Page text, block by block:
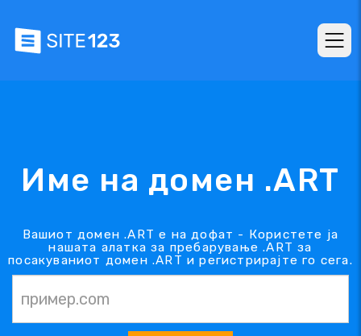
Име на домен .ART
Вашиот домен .ART е на дофат - Користете ја
нашата алатка за пребарување .ART за
посакуваниот домен .ART и регистрирајте го сега.